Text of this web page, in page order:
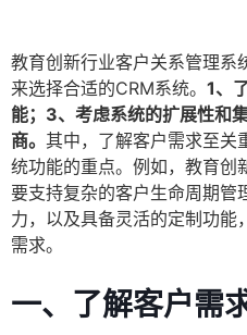
教育创新行业客户关系管理系
来选择合适的CRM系统。 1、
能；3、考虑系统的扩展性和
商。 其中，了解客户需求至关
统功能的重点。例如，教育创
要支持复杂的客户生命周期管
力，以及具备灵活的定制功能
需求。
一、了解客户需